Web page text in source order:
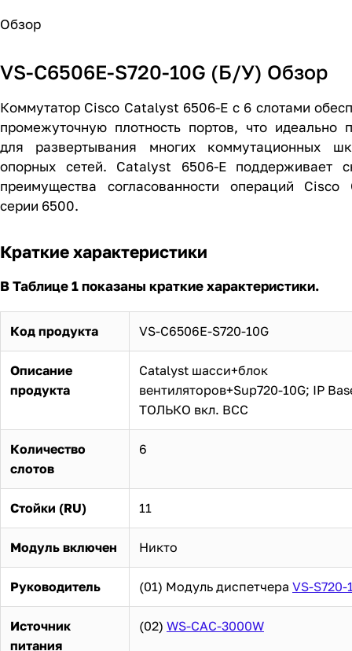
Обзор
VS-C6506E-S720-10G (Б/У) Обзор
Коммутатор Cisco Catalyst 6506-E с 6 слотами
промежуточную плотность портов, что идеально
для развертывания многих коммутационных
опорных сетей. Catalyst 6506-E поддерживает
преимущества согласованности операций Cisco
серии 6500.
Краткие характеристики
В Таблице 1 показаны краткие характеристики.
Код продукта VS-C6506E-S720-10G
Описание
продукта
Catalyst шасси+блок
вентиляторов+Sup720-10G; IP
ТОЛЬКО вкл. ВСС
Количество
слотов
6
Стойки (RU) 11
Модуль включен Никто
Руководитель (01) Модуль диспетчера VS-S720-
Источник
питания
(02) WS-CAC-3000W